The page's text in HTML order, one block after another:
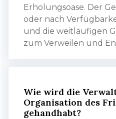
Erholungsoase. Der
oder nach
und die weitläufigen
zum Verweilen und
Wie wird die
Organisation des
gehandhabt?